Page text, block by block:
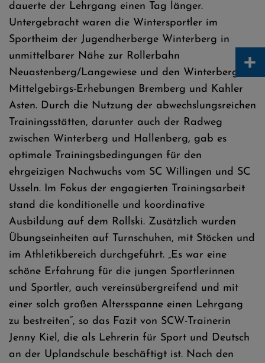
dauerte der Lehrgang einen Tag länger.
Untergebracht waren die Wintersportler im
Sportheim der Jugendherberge Winterberg in
unmittelbarer Nähe zur Rollerbahn
Neuastenberg/Langewiese und den Winterberger
Mittelgebirgs-Erhebungen Bremberg und Kahler
Asten. Durch die Nutzung der abwechslungsreichen
Trainingsstätten, darunter auch der Radweg
zwischen Winterberg und Hallenberg, gab es
optimale Trainingsbedingungen für den
ehrgeizigen Nachwuchs vom SC Willingen und SC
Usseln. Im Fokus der engagierten Trainingsarbeit
stand die konditionelle und koordinative
Ausbildung auf dem Rollski. Zusätzlich wurden
Übungseinheiten auf Turnschuhen, mit Stöcken und
im Athletikbereich durchgeführt. „Es war eine
schöne Erfahrung für die jungen Sportlerinnen
und Sportler, auch vereinsübergreifend und mit
einer solch großen Altersspanne einen Lehrgang
zu bestreiten“, so das Fazit von SCW-Trainerin
Jenny Kiel, die als Lehrerin für Sport und Deutsch
an der Uplandschule beschäftigt ist. Nach den
+